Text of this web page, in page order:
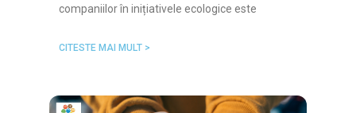
companiilor în inițiativele ecologice este
CITESTE MAI MULT >